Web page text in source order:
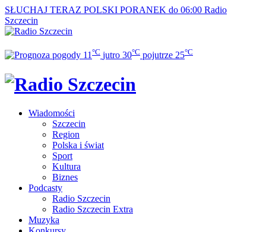
SŁUCHAJ TERAZ POLSKI PORANEK do 06:00 Radio
Szczecin
11 °C jutro 30°C pojutrze 25°C
Wiadomości
Szczecin
Region
Polska i świat
Sport
Kultura
Biznes
Podcasty
Radio Szczecin
Radio Szczecin Extra
Muzyka